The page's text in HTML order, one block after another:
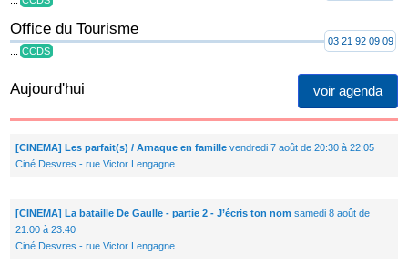
Office du Tourisme
CCDS
03 21 92 09 09
voir agenda
Aujourd'hui
[CINEMA] Les parfait(s) / Arnaque en famillevendredi 7 août de 20:30 à 22:05
Ciné Desvres - rue Victor Lengagne
[CINEMA] La bataille De Gaulle - partie 2 - J’écris ton nom samedi 8 août de
21:00 à 23:40
Ciné Desvres - rue Victor Lengagne